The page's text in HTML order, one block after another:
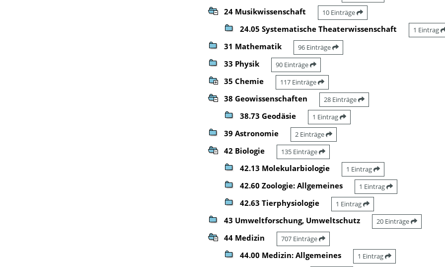
24 Musikwissenschaft 10 Einträge
24.05 Systematische Theaterwissenschaft 1 Eintrag
31 Mathematik 96 Einträge
33 Physik 90 Einträge
35 Chemie 117 Einträge
38 Geowissenschaften 28 Einträge
38.73 Geodäsie 1 Eintrag
39 Astronomie 2 Einträge
42 Biologie 135 Einträge
42.13 Molekularbiologie 1 Eintrag
42.60 Zoologie: Allgemeines 1 Eintrag
42.63 Tierphysiologie 1 Eintrag
43 Umweltforschung, Umweltschutz 20 Einträge
44 Medizin 707 Einträge
44.00 Medizin: Allgemeines 1 Eintrag